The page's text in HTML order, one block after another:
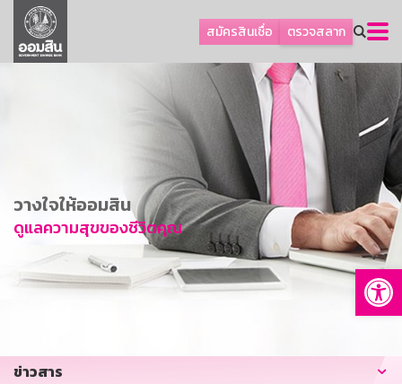
สมัครสินเชื่อ ตรวจสลาก
ลูกค้าธุรกิจ
ลูกค้าผู้ประกอบรายย่อย
การพัฒนาที่ยั่งยืน
ข่าวสาร
บริการทางการเงิน
อื่นๆ
วางใจให้ออมสิน
ดูแลความสุขของชีวิตคุณ
ข่าวสาร